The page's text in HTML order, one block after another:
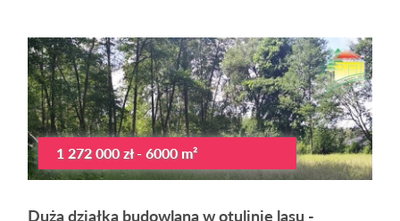
1 272 000 zł - 6000 m²
Duża działka budowlana w otulinie lasu -